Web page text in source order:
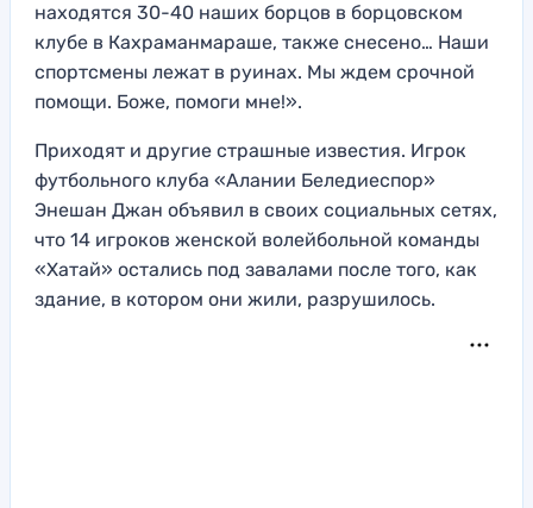
находятся 30-40 наших борцов в борцовском
клубе в Кахраманмараше, также снесено… Наши
спортсмены лежат в руинах. Мы ждем срочной
помощи. Боже, помоги мне!».
Приходят и другие страшные известия. Игрок
футбольного клуба «Алании Беледиеспор»
Энешан Джан объявил в своих социальных сетях,
что 14 игроков женской волейбольной команды
«Хатай» остались под завалами после того, как
здание, в котором они жили, разрушилось.